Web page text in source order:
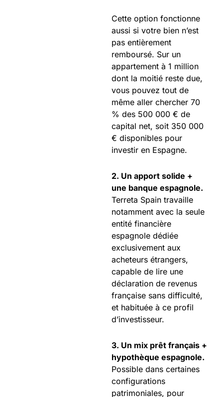
Cette option fonctionne
aussi si votre bien n’est
pas entièrement
remboursé. Sur un
appartement à 1 million
dont la moitié reste due,
vous pouvez tout de
même aller chercher 70
% des 500 000 € de
capital net, soit 350 000
€ disponibles pour
investir en Espagne.
2. Un apport solide +
une banque espagnole.
Terreta Spain travaille
notamment avec la seule
entité financière
espagnole dédiée
exclusivement aux
acheteurs étrangers,
capable de lire une
déclaration de revenus
française sans difficulté,
et habituée à ce profil
d’investisseur.
3. Un mix prêt français +
hypothèque espagnole.
Possible dans certaines
configurations
patrimoniales, pour